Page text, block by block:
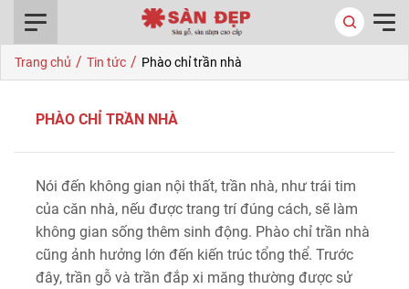
Trang chủ / Tin tức / Phào chỉ trần nhà
PHÀO CHỈ TRẦN NHÀ
Nói đến không gian nội thất, trần nhà, như trái tim
của căn nhà, nếu được trang trí đúng cách, sẽ làm
không gian sống thêm sinh động. Phào chỉ trần nhà
cũng ảnh hưởng lớn đến kiến trúc tổng thể. Trước
đây, trần gỗ và trần đắp xi măng thường được sử